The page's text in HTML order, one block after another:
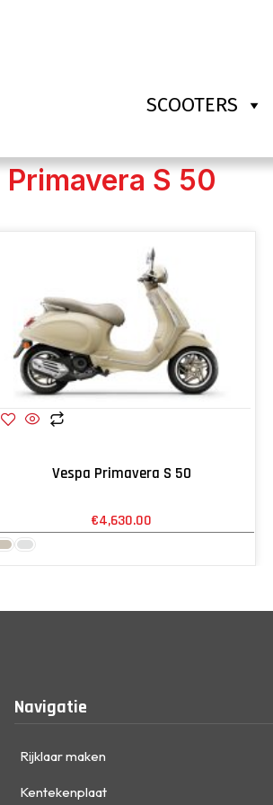
SCOOTERS
S 50
Vespa Primavera S 50
€4,630.00
Navigatie
Rijklaar maken
Kentekenplaat